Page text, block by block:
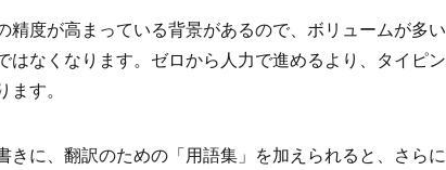
精度が高まっている背景があるので、ボリュームが多
はなくなります。ゼロから人力で進めるより、タイピ
ます。
きに、翻訳のための「用語集」を加えられると、さら